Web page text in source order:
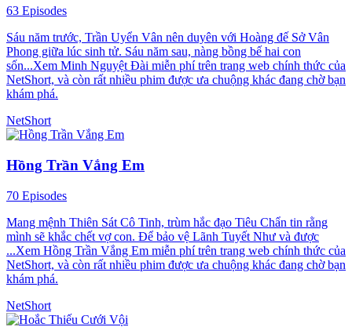
63 Episodes
Sáu năm trước, Trần Uyển Vân nên duyên với Hoàng đế Sở Vân
Phong giữa lúc sinh tử. Sáu năm sau, nàng bồng bế hai con
sốn...Xem Minh Nguyệt Đài miễn phí trên trang web chính thức của
NetShort, và còn rất nhiều phim được ưa chuộng khác đang chờ bạn
khám phá.
NetShort
Hồng Trần Vắng Em
70 Episodes
Mang mệnh Thiên Sát Cô Tinh, trùm hắc đạo Tiêu Chẩn tin rằng
mình sẽ khắc chết vợ con. Để bảo vệ Lãnh Tuyết Như và được
...Xem Hồng Trần Vắng Em miễn phí trên trang web chính thức của
NetShort, và còn rất nhiều phim được ưa chuộng khác đang chờ bạn
khám phá.
NetShort